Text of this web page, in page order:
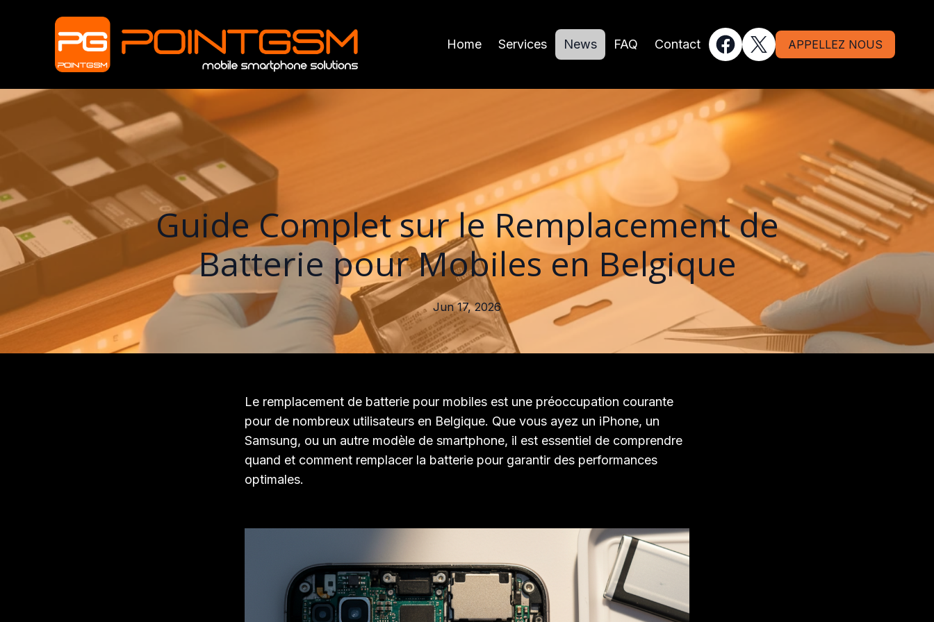
Home Services News FAQ Contact APPELLEZ NOUS
Guide Complet sur le Remplacement de
Batterie pour Mobiles en Belgique
Jun 17, 2026
Le remplacement de batterie pour mobiles est une préoccupation courante
pour de nombreux utilisateurs en Belgique. Que vous ayez un iPhone, un
Samsung, ou un autre modèle de smartphone, il est essentiel de comprendre
quand et comment remplacer la batterie pour garantir des performances
optimales.